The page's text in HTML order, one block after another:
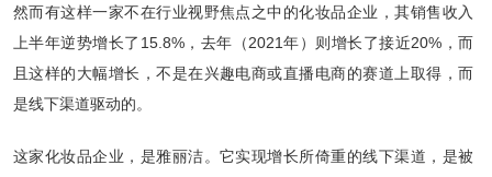
然而有这样一家不在行业视野焦点之中的化妆品企业，其销售收入
上半年逆势增长了15.8%，去年（2021年）则增长了接近20%，而
且这样的大幅增长，不是在兴趣电商或直播电商的赛道上取得，而
是线下渠道驱动的。
这家化妆品企业，是雅丽洁。它实现增长所倚重的线下渠道，是被